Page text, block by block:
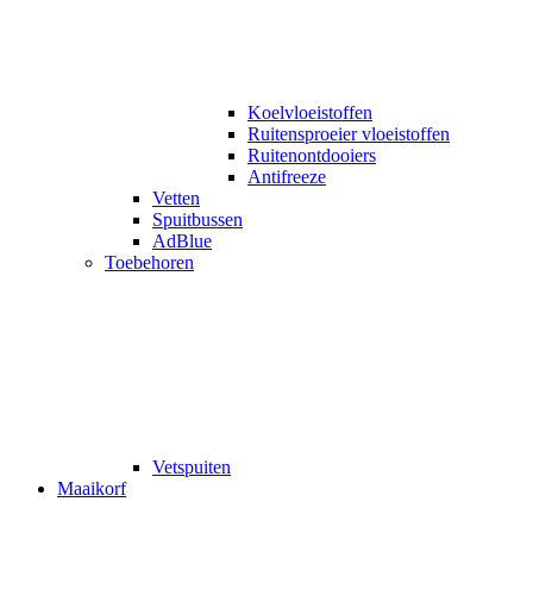
Koelvloeistoffen
Ruitensproeier vloeistoffen
Ruitenontdooiers
Antifreeze
Vetten
Spuitbussen
AdBlue
Toebehoren
Vetspuiten
Maaikorf